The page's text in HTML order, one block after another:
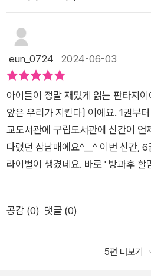
비되어 있지 않고아이들을 현혹하는
더라고요처음에 문구점이 생기고 아
이 방문을 했었는데 하루 이틀 가지
난감을 판매하고 있어서그 이후로는
어요아이들에게는 신기한 것 재미있
을 받아서 문구점에서 모두 써버리
요똥볶이 할멈에서 현실을 제대로
서 책을 읽으며 더 몰입해서재미있
아요그 뿐만 아니라 아이들이 책을
멈처럼 아이들을 사랑하고아이들의
이저희아이들 주위에도 있었으면 좋
제공받아주관적인 견해로 작성된
할멈#우아페 #우리아이책카페#강
멈을 처음 만나는 친구들은 오잉
지만_ 책을 읽어본 친구들이라면 그
하는 책이구요,읽을때마다 제 눈물
던 똥볶이할멈의 라이벌 똥방구할
과 후 문방구가 없는 곳에 천국은 없
닌 이야기로 시작이되네요.흠.🤔그
옆 <방과 후 할망문방구>가 문을 열
볶이에는 파리만날리게 되는데요,
방구는 문전성시를 이룹니다.참새
듯 아이들도 문방구는못 참죠_ 신기
견하게 됩니다. 공부스트레스를 풀
eun_0724 2024-06-03
아이들이 정말 재밌게 읽는 판타지
앞은 우리가 지킨다〕 이에요. 1권부
교도서관에 구립도서관에 신간이 언
다렸던 삼남매에요^__^ ​이번 신간,
라이벌이 생겼네요. 바로 ' 방과후 할
구가 생기니 떡볶이를 사먹던 돈으
이 변한 모습을 보게 된 똥볶이 할멈
레스를 풀수 있다는 과장된 광고로
공감 (0) 댓글 (0)
5편 더보기